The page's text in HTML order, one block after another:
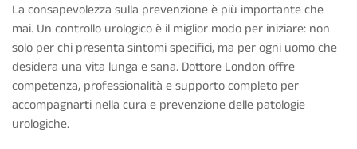
La consapevolezza sulla prevenzione è più importante che
mai. Un controllo urologico è il miglior modo per iniziare: non
solo per chi presenta sintomi specifici, ma per ogni uomo che
desidera una vita lunga e sana. Dottore London offre
competenza, professionalità e supporto completo per
accompagnarti nella cura e prevenzione delle patologie
urologiche.